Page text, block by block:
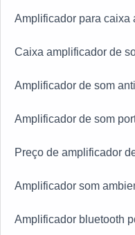
Amplificador para caixa
Caixa amplificador de
Amplificador de som
Amplificador de som
Preço de amplificador
Amplificador som
Amplificador bluetooth